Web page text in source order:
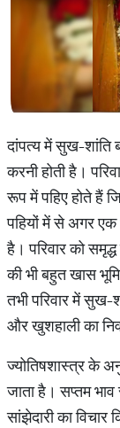
दांपत्य में सुख-शांति
करनी होती है।
रूप में पहिए होते हैं
पहियों में से अगर एक
है। परिवार को
की भी बहुत खास
तभी परिवार में सुख-
और खुशहाली का
ज्योतिषशास्त्र के
जाता है। सप्तम
सांझेदारी का